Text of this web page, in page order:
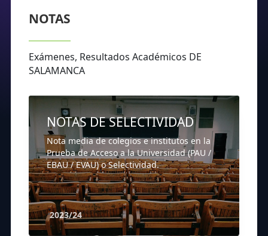
NOTAS
Exámenes, Resultados Académicos DE
SALAMANCA
NOTAS DE SELECTIVIDAD
Nota media de colegios e institutos en la
Prueba de Acceso a la Universidad (PAU /
EBAU / EVAU) o Selectividad.
2023/24